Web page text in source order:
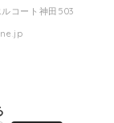
コート神田503